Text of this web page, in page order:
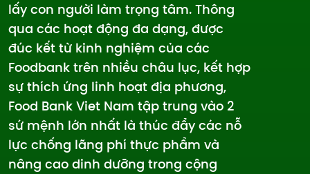
lấy con người làm trọng tâm. Thông
qua các hoạt động đa dạng, được
đúc kết từ kinh nghiệm của các
Foodbank trên nhiều châu lục, kết hợp
sự thích ứng linh hoạt địa phương,
Food Bank Viet Nam tập trung vào 2
sứ mệnh lớn nhất là thúc đẩy các nỗ
lực chống lãng phí thực phẩm và
nâng cao dinh dưỡng trong cộng